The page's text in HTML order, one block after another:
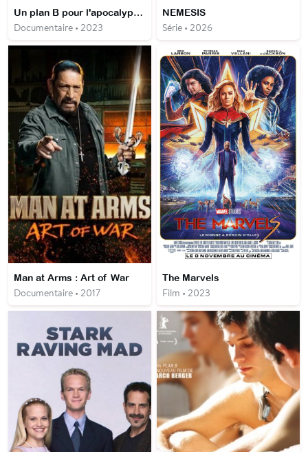
Un plan B pour l'apocalypse Comment refroidir notre planète
Documentaire • 2023
NEMESIS
Série • 2026
Man at Arms : Art of War
Documentaire • 2017
The Marvels
Film • 2023